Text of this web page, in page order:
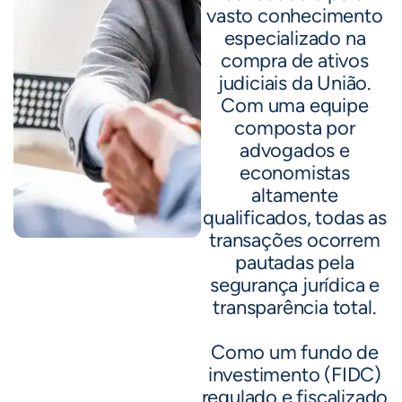
vasto conhecimento
especializado na
compra de ativos
judiciais da União.
Com uma equipe
composta por
advogados e
economistas
altamente
qualificados, todas as
transações ocorrem
pautadas pela
segurança jurídica e
transparência total.
Como um fundo de
investimento (FIDC)